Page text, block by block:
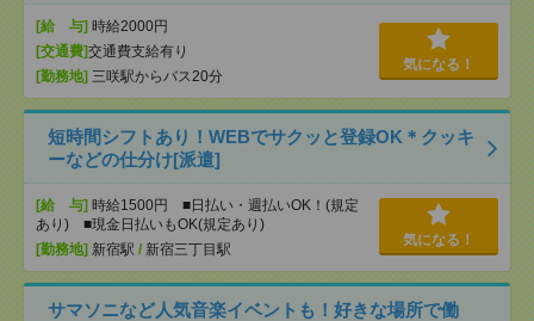
[給 与] 時給2000円
[交通費]交通費支給有り
[勤務地] 三咲駅からバス20分
気になる！
短時間シフトあり！WEBでサクッと登録OK＊クッキ
ーなどの仕分け[派遣]
[給 与] 時給1500円 ■日払い・週払いOK！(規定
あり) ■現金日払いもOK(規定あり)
[勤務地] 新宿駅 / 新宿三丁目駅
気になる！
サマソニなど人気音楽イベントも！好きな場所で働